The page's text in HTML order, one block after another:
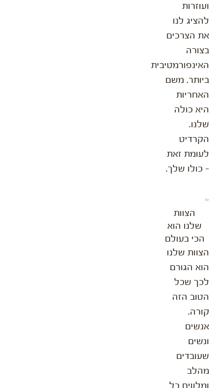
ועוזרות
להציג לנו
את הצרכים
בצורה
האינפורמטיבית
ביותר. משם
האחריות
היא כולה
שלנו.
הקרדיט
לעומת זאת
– כולו שלך.
הצוות
שלנו הוא
הכי בעולם
הצוות שלנו
הוא הגורם
לכך שכל
הטוב הזה
קורה.
אנשים
ונשים
שעובדים
מהלב
ומלווים כל